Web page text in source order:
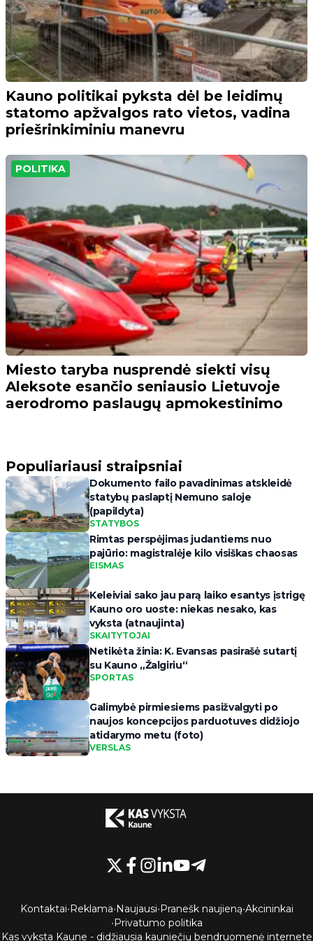
Kauno politikai pyksta dėl be leidimų
statomo apžvalgos rato vietos, vadina
priešrinkiminiu manevru
POLITIKA
Miesto taryba nusprendė siekti visų
Aleksote esančio seniausio Lietuvoje
aerodromo paslaugų apmokestinimo
Populiariausi straipsniai
Dokumento failo pavadinimas atskleidė
statybų paslaptį Nemuno saloje
(papildyta)
STATYBOS
Rimtas perspėjimas judantiems nuo
pajūrio: magistralėje kilo visiškas chaosas
EISMAS
Keleiviai sako jau parą laiko esantys įstrigę
Kauno oro uoste: niekas nesako, kas
vyksta (atnaujinta)
SKAITYTOJAI
Netikėta žinia: K. Evansas pasirašė sutartį
su Kauno „Žalgiriu“
SPORTAS
Galimybė pirmiesiems pasižvalgyti po
naujos koncepcijos parduotuves didžiojo
atidarymo metu (foto)
VERSLAS
Kontaktai•Reklama•Naujausi•Pranešk naujieną•Akcininkai
•Privatumo politika
Kas vyksta Kaune - didžiausia kauniečių bendruomenė internete